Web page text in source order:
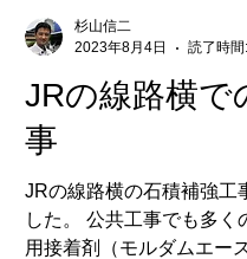
JRの線路横で
事
JRの線路横の石積補強工
した。 公共工事でも多
用接着剤（モルダムエー
杉山信二
2023年8月4日
読了時